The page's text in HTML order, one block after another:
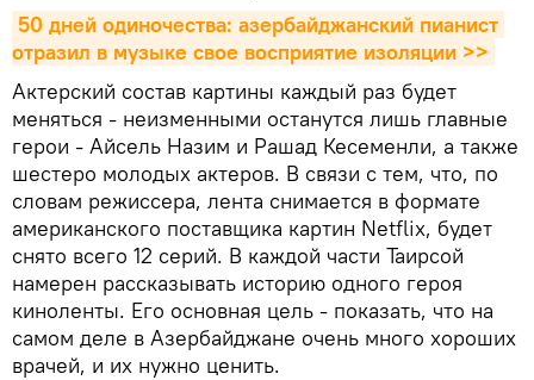
50 дней одиночества: азербайджанский пианист
отразил в музыке свое восприятие изоляции >>
Актерский состав картины каждый раз будет
меняться - неизменными останутся лишь главные
герои - Айсель Назим и Рашад Кесеменли, а также
шестеро молодых актеров. В связи с тем, что, по
словам режиссера, лента снимается в формате
американского поставщика картин Netflix, будет
снято всего 12 серий. В каждой части Таирсой
намерен рассказывать историю одного героя
киноленты. Его основная цель - показать, что на
самом деле в Азербайджане очень много хороших
врачей, и их нужно ценить.